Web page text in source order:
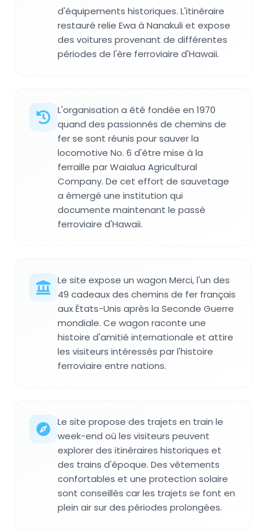
d'équipements historiques. L'itinéraire
restauré relie Ewa à Nanakuli et expose
des voitures provenant de différentes
périodes de l'ère ferroviaire d'Hawaii.
L'organisation a été fondée en 1970
quand des passionnés de chemins de
fer se sont réunis pour sauver la
locomotive No. 6 d'être mise à la
ferraille par Waialua Agricultural
Company. De cet effort de sauvetage
a émergé une institution qui
documente maintenant le passé
ferroviaire d'Hawaii.
Le site expose un wagon Merci, l'un des
49 cadeaux des chemins de fer français
aux États-Unis après la Seconde Guerre
mondiale. Ce wagon raconte une
histoire d'amitié internationale et attire
les visiteurs intéressés par l'histoire
ferroviaire entre nations.
Le site propose des trajets en train le
week-end où les visiteurs peuvent
explorer des itinéraires historiques et
des trains d'époque. Des vêtements
confortables et une protection solaire
sont conseillés car les trajets se font en
plein air sur des périodes prolongées.